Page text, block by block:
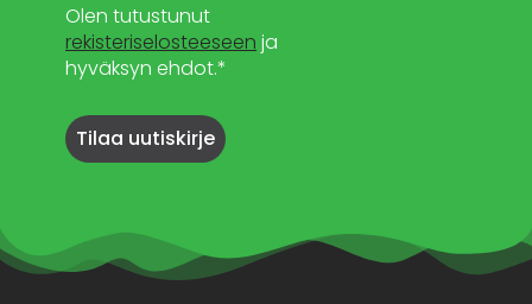
Olen tutustunut
rekisteriselosteeseen ja
hyväksyn ehdot.*